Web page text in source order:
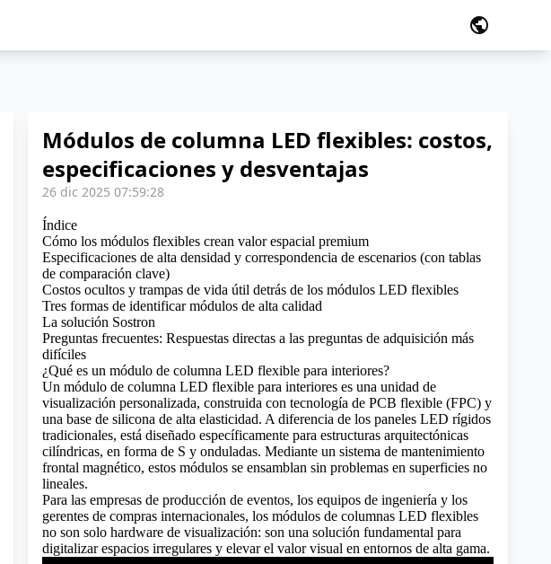
public
Módulos de columna LED flexibles: costos,
especificaciones y desventajas
26 dic 2025 07:59:28
Índice
Cómo los módulos flexibles crean valor espacial premium
Especificaciones de alta densidad y correspondencia de escenarios (con tablas
de comparación clave)
Costos ocultos y trampas de vida útil detrás de los módulos LED flexibles
Tres formas de identificar módulos de alta calidad
La solución Sostron
Preguntas frecuentes: Respuestas directas a las preguntas de adquisición más
difíciles
¿Qué es un módulo de columna LED flexible para interiores?
Un módulo de columna LED flexible para interiores es una unidad de
visualización personalizada, construida con tecnología de PCB flexible (FPC) y
una base de silicona de alta elasticidad. A diferencia de los paneles LED rígidos
tradicionales, está diseñado específicamente para estructuras arquitectónicas
cilíndricas, en forma de S y onduladas. Mediante un sistema de mantenimiento
frontal magnético, estos módulos se ensamblan sin problemas en superficies no
lineales.
Para las empresas de producción de eventos, los equipos de ingeniería y los
gerentes de compras internacionales, los módulos de columnas LED flexibles
no son solo hardware de visualización: son una solución fundamental para
digitalizar espacios irregulares y elevar el valor visual en entornos de alta gama.